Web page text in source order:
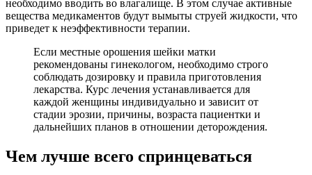
необходимо вводить во влагалище. В этом случае активные
вещества медикаментов будут вымыты струей жидкости, что
приведет к неэффективности терапии.
Если местные орошения шейки матки
рекомендованы гинекологом, необходимо строго
соблюдать дозировку и правила приготовления
лекарства. Курс лечения устанавливается для
каждой женщины индивидуально и зависит от
стадии эрозии, причины, возраста пациентки и
дальнейших планов в отношении деторождения.
Чем лучше всего спринцеваться